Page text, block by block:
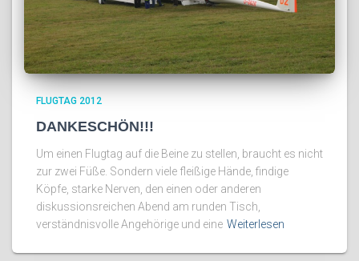
FLUGTAG 2012
DANKESCHÖN!!!
Um einen Flugtag auf die Beine zu stellen, braucht es nicht
zur zwei Füße. Sondern viele fleißige Hände, findige
Köpfe, starke Nerven, den einen oder anderen
diskussionsreichen Abend am runden Tisch,
verständnisvolle Angehörige und eine Weiterlesen